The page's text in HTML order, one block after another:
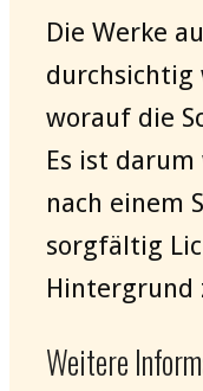
Die Werke
durchsichtig
worauf die
Es ist
nach einem
sorgfältig
Hintergrund
Weitere